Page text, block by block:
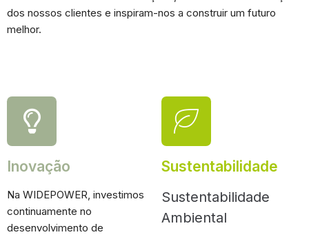
dos nossos clientes e inspiram-nos a construir um futuro
melhor.
Inovação
Na WIDEPOWER, investimos
continuamente no
desenvolvimento de
Sustentabilidade
Sustentabilidade
Ambiental